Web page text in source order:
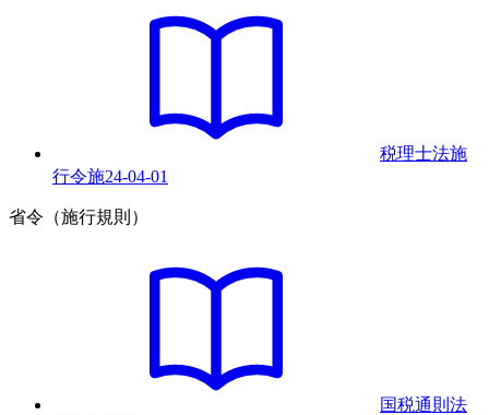
税理士法施
行令施24-04-01
省令（施行規則）
国税通則法